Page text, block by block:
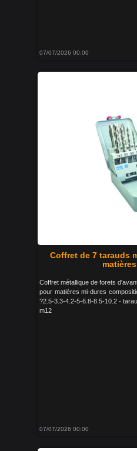
07/07/2026 00:00
Coffret de 7 tarauds
Coffret métallique de forets
pour matières mi-dures
?2.5-3.3-4.2-5-6.8-8.5-10.2 -
m12
07/07/2026 00:00